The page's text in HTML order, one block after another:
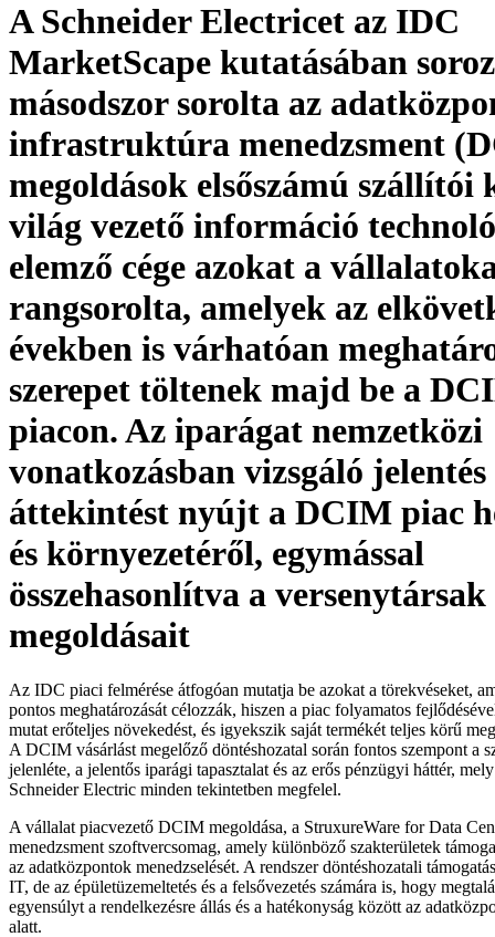
A Schneider Electricet az IDC
MarketScape kutatásában
másodszor sorolta az
infrastruktúra menedzsment
megoldások elsőszámú szállítói
világ vezető információ
elemző cége azokat a
rangsorolta, amelyek az
években is várhatóan
szerepet töltenek majd be a
piacon. Az iparágat nemzetközi
vonatkozásban vizsgáló jelentés
áttekintést nyújt a DCIM piac
és környezetéről, egymással
összehasonlítva a versenytársak
megoldásait
Az IDC piaci felmérése átfogóan mutatja be azokat a törekvéseket,
pontos meghatározását célozzák, hiszen a piac folyamatos
mutat erőteljes növekedést, és igyekszik saját termékét teljes körű
A DCIM vásárlást megelőző döntéshozatal során fontos szempont a
jelenléte, a jelentős iparági tapasztalat és az erős pénzügyi háttér,
Schneider Electric minden tekintetben megfelel.
A vállalat piacvezető DCIM megoldása, a StruxureWare for Data
menedzsment szoftvercsomag, amely különböző szakterületek
az adatközpontok menedzselését. A rendszer döntéshozatali
IT, de az épületüzemeltetés és a felsővezetés számára is, hogy
egyensúlyt a rendelkezésre állás és a hatékonyság között az
alatt.